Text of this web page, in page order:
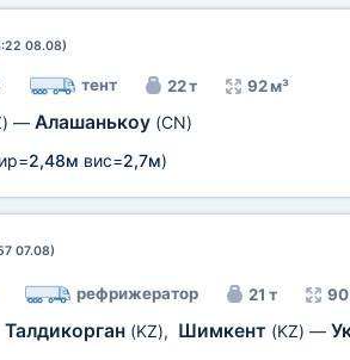
08.08)
тент 22 т 92 м³
— Алашанькоу (CN)
2,48м вис=2,7м)
07.08)
рефрижератор 21 т 90
Талдикорган (KZ), Шимкент (KZ) —